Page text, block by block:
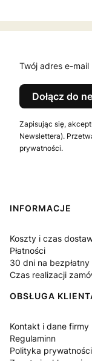
Twój adres e-mail
Dołącz do
Zapisując się,
Newslettera).
prywatności.
Linki w stopce
INFORMACJE
Koszty i czas
Płatności
30 dni na
Czas realizacji
OBSŁUGA
Kontakt i dane firmy
Regulaminn
Polityka prywatności